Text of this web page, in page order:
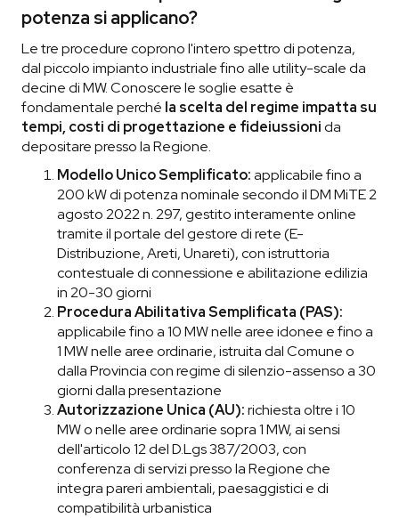
potenza si applicano?
Le tre procedure coprono l'intero spettro di potenza,
dal piccolo impianto industriale fino alle utility-scale da
decine di MW. Conoscere le soglie esatte è
fondamentale perché la scelta del regime impatta su
tempi, costi di progettazione e fideiussionida
depositare presso la Regione.
Modello Unico Semplificato:applicabile fino a
200 kW di potenza nominale secondo il DM MiTE 2
agosto 2022 n. 297, gestito interamente online
tramite il portale del gestore di rete (E-
Distribuzione, Areti, Unareti), con istruttoria
contestuale di connessione e abilitazione edilizia
in 20-30 giorni
Procedura Abilitativa Semplificata (PAS):
applicabile fino a 10 MW nelle aree idonee e fino a
1 MW nelle aree ordinarie, istruita dal Comune o
dalla Provincia con regime di silenzio-assenso a 30
giorni dalla presentazione
Autorizzazione Unica (AU):richiesta oltre i 10
MW o nelle aree ordinarie sopra 1 MW, ai sensi
dell'articolo 12 del D.Lgs 387/2003, con
conferenza di servizi presso la Regione che
integra pareri ambientali, paesaggistici e di
compatibilità urbanistica